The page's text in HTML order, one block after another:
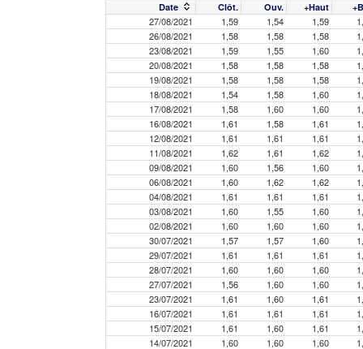
Date Clôt. Ouv. +Haut
27/08/2021 1,59 1,54 1,59
26/08/2021
1,58 1,58 1,58
23/08/2021
1,59 1,55 1,60
20/08/2021
1,58 1,58 1,58
19/08/2021
1,58 1,58 1,58
18/08/2021
1,54 1,58 1,60
17/08/2021
1,58 1,60 1,60
16/08/2021
1,61 1,58 1,61
12/08/2021
1,61 1,61 1,61
11/08/2021
1,62 1,61 1,62
09/08/2021
1,60 1,56 1,60
06/08/2021
1,60 1,62 1,62
04/08/2021
1,61 1,61 1,61
03/08/2021
1,60 1,55 1,60
02/08/2021
1,60 1,60 1,60
30/07/2021
1,57 1,57 1,60
29/07/2021
1,61 1,61 1,61
28/07/2021
1,60 1,60 1,60
27/07/2021
1,56 1,60 1,60
23/07/2021
1,61 1,60 1,61
16/07/2021
1,61 1,61 1,61
15/07/2021
1,61 1,60 1,61
14/07/2021
1,60 1,60 1,60